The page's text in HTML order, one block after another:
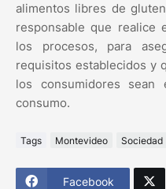
alimentos libres de
responsable que realice
los procesos, para
requisitos establecidos y
los consumidores sean
consumo.
Tags Montevideo Sociedad
Facebook